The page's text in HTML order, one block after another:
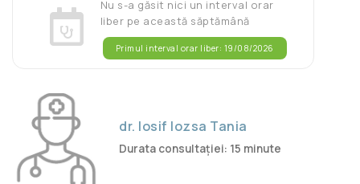
Nu s-a găsit nici un interval orar
liber pe această săptămână
Primul interval orar liber: 19/08/2026
dr. Iosif Iozsa Tania
Durata consultației: 15 minute